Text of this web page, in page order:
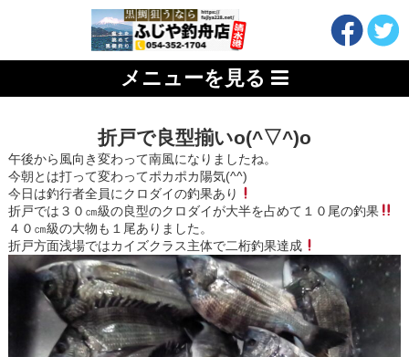
メニューを見る
折戸で良型揃いo(^▽^)o
午後から風向き変わって南風になりましたね。
今朝とは打って変わってポカポカ陽気(^^)
今日は釣行者全員にクロダイの釣果あり
折戸では３０㎝級の良型のクロダイが大半を占めて１０尾の釣果
４０㎝級の大物も１尾ありました。
折戸方面浅場ではカイズクラス主体で二桁釣果達成